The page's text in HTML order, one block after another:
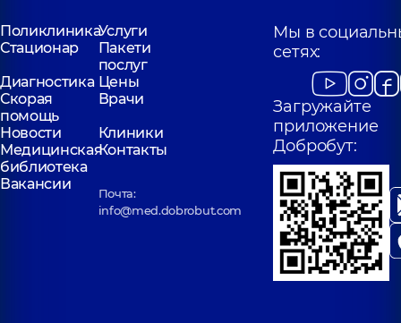
ПоликлиникаУслуги
Стационар
Пакети
послуг
Диагностика Цены
Скорая
помощь
Врачи
Новости
Клиники
Медицинская
библиотека
Контакты
Вакансии
Почта:
info@med.dobrobut.com
Мы в
сетях:
Загружайте
приложение
Добробут: